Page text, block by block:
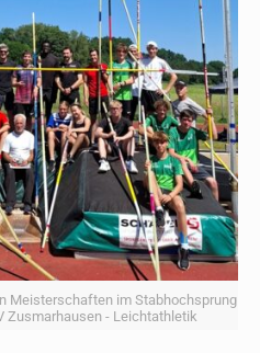
Meisterschaften im Stabhochsprung
Zusmarhausen - Leichtathletik